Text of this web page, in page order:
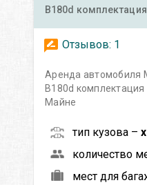
B180d комплектация
Отзывов: 1
Аренда автомобиля
B180d
Майне
тип кузова –
количество
мест для